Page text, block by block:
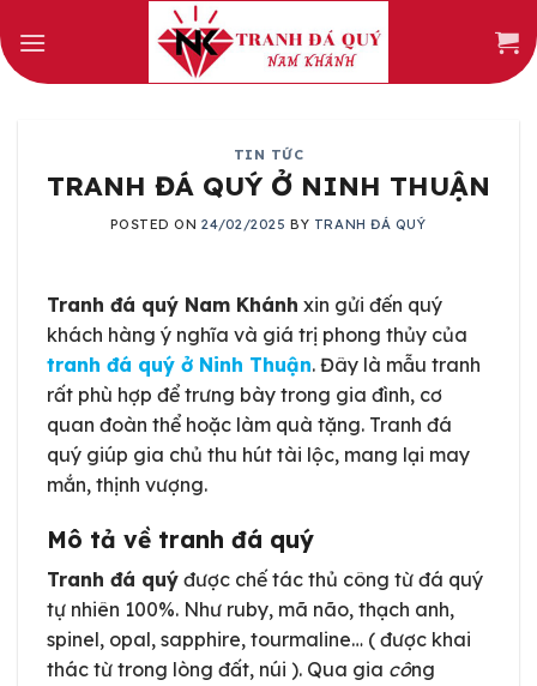
to
content
TIN TỨC
TRANH ĐÁ QUÝ Ở NINH THUẬN
POSTED ON 24/02/2025 BY TRANH ĐÁ QUÝ
Tranh đá quý Nam Khánh xin gửi đến quý
khách hàng ý nghĩa và giá trị phong thủy của
tranh đá quý ở Ninh Thuận. Đây là mẫu tranh
rất phù hợp để trưng bày trong gia đình, cơ
quan đoàn thể hoặc làm quà tặng. Tranh đá
quý giúp gia chủ thu hút tài lộc, mang lại may
mắn, thịnh vượng.
Mô tả về tranh đá quý
Tranh đá quý được chế tác thủ công từ đá quý
tự nhiên 100%. Như ruby, mã não, thạch anh,
spinel, opal, sapphire, tourmaline… ( được khai
thác từ trong lòng đất, núi ). Qua gia công